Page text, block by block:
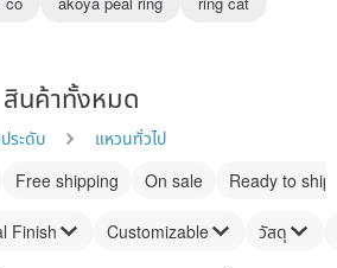
สินค้าทั้งหมด
ระดับ
แหวนทั่วไป
Free shipping On sale Ready to ship
Finish Customizable วัสดุ